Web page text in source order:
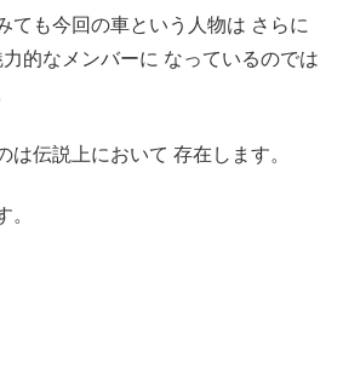
ても今回の車という人物は さらに
的なメンバーに なっているのでは
は伝説上において 存在します。
。